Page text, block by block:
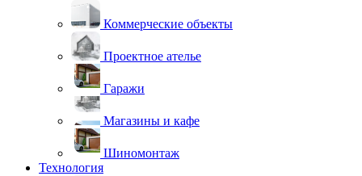
Коммерческие объекты
Проектное ателье
Гаражи
Магазины и кафе
Шиномонтаж
Технология